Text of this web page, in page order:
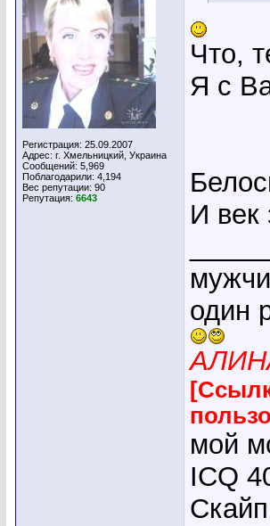
Регистрация: 25.09.2007
Адрес: г. Хмельницкий, Украина
Сообщений: 5,969
Поблагодарили: 4,194
Вес репутации: 90
Репутация: 6643
Что,
Я с
И век
один
мой
ICQ